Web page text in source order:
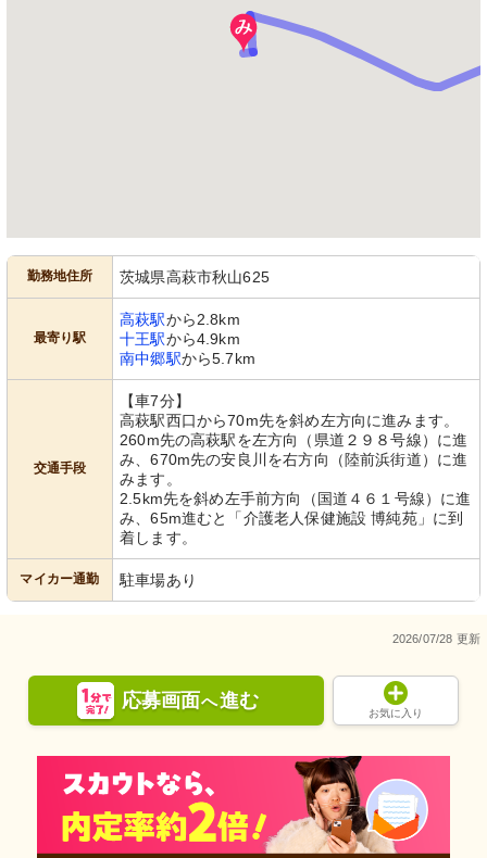
勤務地住所 茨城県高萩市秋山625
最寄り駅
高萩駅から2.8km
十王駅から4.9km
南中郷駅から5.7km
交通手段
【車7分】
高萩駅西口から70m先を斜め左方向に進みます。
260m先の高萩駅を左方向（県道２９８号線）に進
み、670m先の安良川を右方向（陸前浜街道）に進
みます。
2.5km先を斜め左手前方向（国道４６１号線）に進
み、65m進むと「介護老人保健施設 博純苑」に到
着します。
マイカー通勤 駐車場あり
2026/07/28 更新
応募画面へ進む
お気に入り